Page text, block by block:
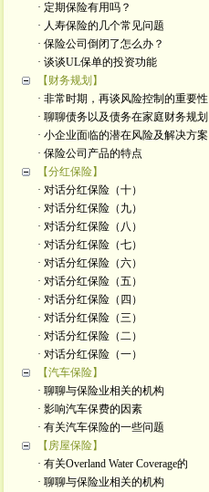
· 定期保险有用吗？
· 人寿保险的几个常见问题
· 保险公司倒闭了怎么办？
· 谈谈UL保单的投资功能
【财务规划】
· 非常时期，再谈风险控制的重要性
· 聊聊债务以及债务在家庭财务规划
· 小企业面临的潜在风险及解决方案
· 保险公司产品的特点
【分红保险】
· 对话分红保险（十）
· 对话分红保险（九）
· 对话分红保险（八）
· 对话分红保险（七）
· 对话分红保险（六）
· 对话分红保险（五）
· 对话分红保险（四）
· 对话分红保险（三）
· 对话分红保险（二）
· 对话分红保险（一）
【汽车保险】
· 聊聊与保险业相关的机构
· 影响汽车保费的因素
· 有关汽车保险的一些问题
【房屋保险】
· 有关Overland Water Coverage的
· 聊聊与保险业相关的机构